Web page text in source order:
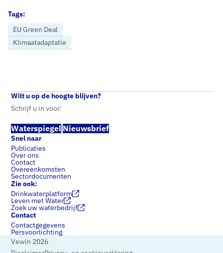
Home Nieuws
Tags:
EU Green Deal
Klimaatadaptatie
Wilt u op de hoogte blijven?
Schrijf u in voor:
Waterspiegel Nieuwsbrief
Snel naar
Publicaties
Over ons
Contact
Overeenkomsten
Sectordocumenten
Zie ook:
Drinkwaterplatform
Leven met Water
Zoek uw waterbedrijf
Contact
Contactgegevens
Persvoorlichting
Vewin 2026